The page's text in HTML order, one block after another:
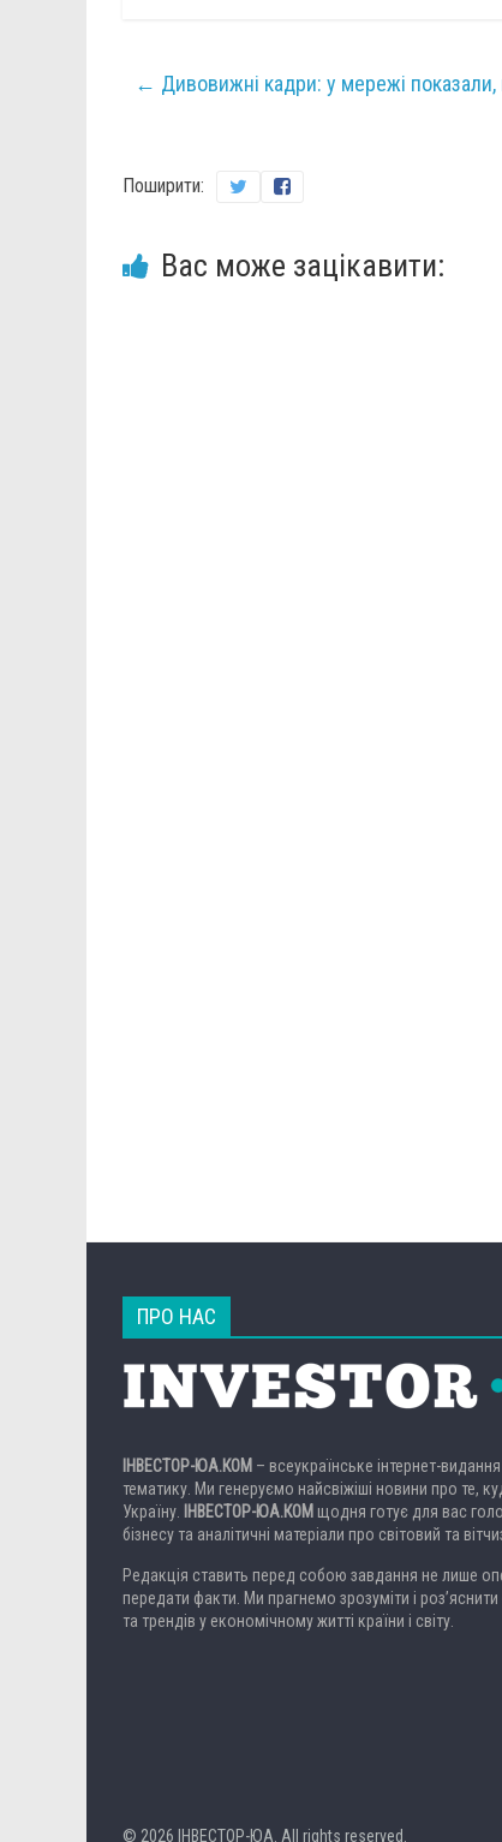
← Дивовижні кадри: у мережі
Поширити:
Вас може зацікавити:
ПРО НАС
ІНВЕСТОР-ЮА.КОМ – всеукраїнське інтернет-
тематику. Ми генеруємо найсвіжіші новини про те,
Україну.
ІНВЕСТОР-ЮА.КОМ щодня готує для вас
бізнесу та аналітичні матеріали про світовий та
Редакція ставить перед собою завдання не лише
передати факти. Ми прагнемо зрозуміти і роз’яснити
та трендів у економічному житті країни і світу.
© 2026 ІНВЕСТОР-ЮА . All rights reserved.